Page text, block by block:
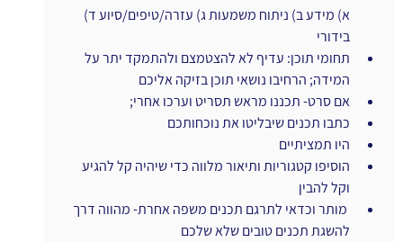
א) מידע ב) ניתוח משמעות ג) עזרה/טיפים/סיוע ד)
בידורי
תחומי תוכן: עדיף לא להצטמצם ולהתמקד יתר על
המידה; הרחיבו נושאי תוכן בזיקה אליכם
אם סרט- תכננו מראש תסריט וערכו אחרי;
כתבו תכנים שיבליטו את נוכחותכם
היו תמציתיים
הוסיפו קטגוריות ותיאור מלווה כדי שיהיה קל להגיע
וקל להבין
מותר וכדאי לתרגם תכנים משפה אחרת- מהווה דרך
להשגת תכנים טובים שלא שלכם